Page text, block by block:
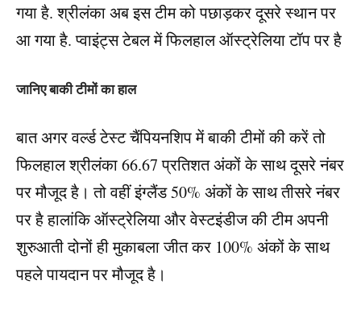
गया है. श्रीलंका अब इस टीम को पछाड़कर दूसरे स्थान पर
आ गया है. प्वाइंट्स टेबल में फिलहाल ऑस्ट्रेलिया टॉप पर है
जानिए बाकी टीमों का हाल
बात अगर वर्ल्ड टेस्ट चैंपियनशिप में बाकी टीमों की करें तो
फिलहाल श्रीलंका 66.67 प्रतिशत अंकों के साथ दूसरे नंबर
पर मौजूद है। तो वहीं इंग्लैंड 50% अंकों के साथ तीसरे नंबर
पर है हालांकि ऑस्ट्रेलिया और वेस्टइंडीज की टीम अपनी
शुरुआती दोनों ही मुकाबला जीत कर 100% अंकों के साथ
पहले पायदान पर मौजूद है।